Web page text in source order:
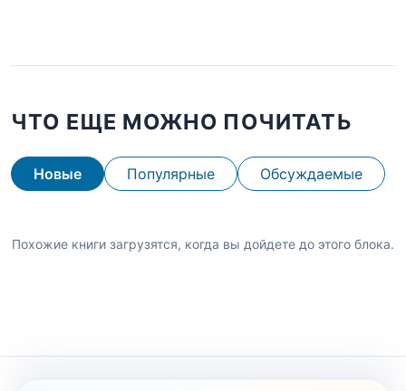
ЧТО ЕЩЕ МОЖНО ПОЧИТАТЬ
Новые Популярные Обсуждаемые
Похожие книги загрузятся, когда вы дойдете до этого блока.